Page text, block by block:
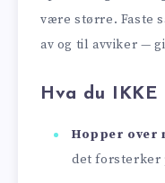
være større. Faste
av og til avviker —
Hva du
Hopper over
det forsterker